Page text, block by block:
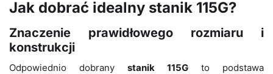
Jak dobrać idealny stanik 115G?
Znaczenie prawidłowego rozmiaru i
konstrukcji
Odpowiednio dobrany stanik 115G to podstawa